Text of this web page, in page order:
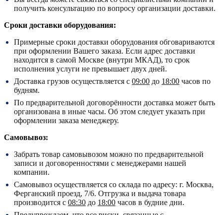
получить консультацию по вопросу организации доставки.
Сроки доставки оборудования:
Примерные сроки доставки оборудования обговариваются
при оформлении Вашего заказа. Если адрес доставки
находится в самой Москве (внутри МКАД), то срок
исполнения услуги не превышает двух дней.
Доставка грузов осуществляется с 09:00 до 18:00 часов по
будням.
По предварительной договорённости доставка может быть
организована в иные часы. Об этом следует указать при
оформлении заказа менеджеру.
Самовывоз:
Забрать товар самовывозом можно по предварительной
записи и договоренностями с менеджерами нашей
компании.
Самовывоз осуществляется со склада по адресу: г. Москва,
Ферганский проезд, 7/6. Отгрузка и выдача товара
производится с 08:30 до 18:00 часов в будние дни.